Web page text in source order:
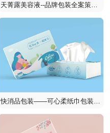
天菁露美容液--品牌包装全案策划
设计
快消品包装——可心柔纸巾包装设
计